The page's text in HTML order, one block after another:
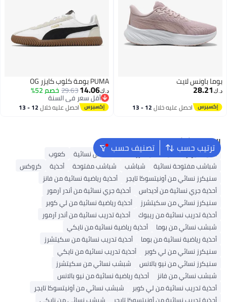
بوما باونس لايت
د.ك‏28.21
احصل عليه خلال 12 - 13
PUMA بومة كلوب كايزر OG
د.ك‏14.06
29.63خصم 52%
أقل سعر في السنة
بتخلّص بسرعة
أقل سعر في السنة
احصل عليه خلال 12 - 13
ترتيب حسب تصنيف حسب البحث الشائع
أحذية ميولز أحذية سكيتشرز للنساء صنادل نسائية
كعوب
شباشب مفتوحة نسائية
شباشب شباشب مفتوحة أحذية
كروكس
سنيكرز نسائي من أونيتسوكا تايجر
أحذية رياضية نسائية من فانز
أحذية جري نسائية من أديداس
أحذية جري نسائية من أندر آرمور
سنيكرز نسائي من سكيتشرز
أحذية رياضية نسائية من لي كوبر
أحذية تدريب نسائية من ريبوك
أحذية تدريب نسائية من أندر آرمور
شبشب نسائي من بوما
أحذية رياضية نسائية من نايكي
أحذية رياضية نسائية من بوما
أحذية تدريب نسائية من سكيتشرز
سنيكرز نسائي من لي كوبر
أحذية تدريب نسائية من نايكي
سنيكرز نسائي من نيو بالانس
شبشب نسائي من سكيتشرز
شبشب نسائي من فانز
أحذية رياضية نسائية من نيو بالانس
أحذية تدريب نسائية من لي كوبر
شبشب نسائي من أونيتسوكا تايجر